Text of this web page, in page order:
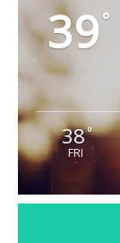
39°
38°
FRI